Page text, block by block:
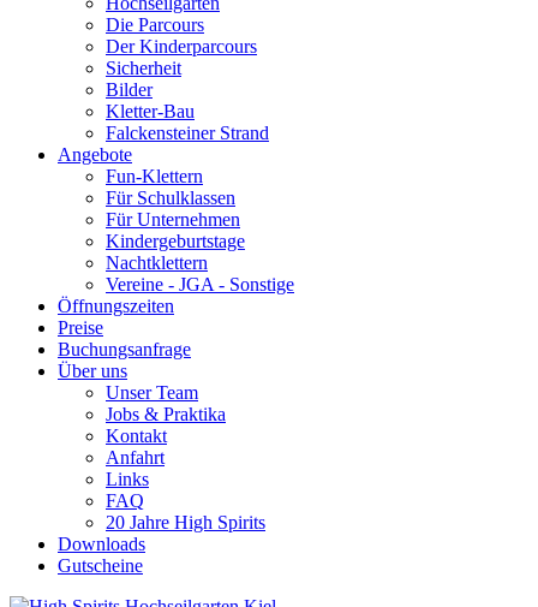
Die Parcours
Der Kinderparcours
Sicherheit
Bilder
Kletter-Bau
Falckensteiner Strand
Angebote
Fun-Klettern
Für Schulklassen
Für Unternehmen
Kindergeburtstage
Nachtklettern
Vereine - JGA - Sonstige
Öffnungszeiten
Preise
Buchungsanfrage
Über uns
Unser Team
Jobs & Praktika
Kontakt
Anfahrt
Links
FAQ
20 Jahre High Spirits
Downloads
Gutscheine